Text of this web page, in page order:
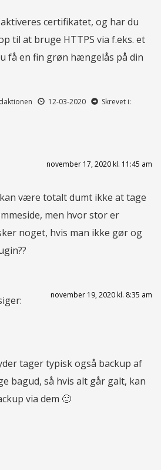
certifikatet, og har du
til at bruge HTTPS via f.eks. et
få en fin grøn hængelås på din
12-03-2020
Skrevet i:
november 17, 2020 kl. 11:45 am
være totalt dumt ikke at tage
men hvor stor er
noget, hvis man ikke gør og
november 19, 2020 kl. 8:35 am
tager typisk også backup af
bagud, så hvis alt går galt, kan
via dem 🙂